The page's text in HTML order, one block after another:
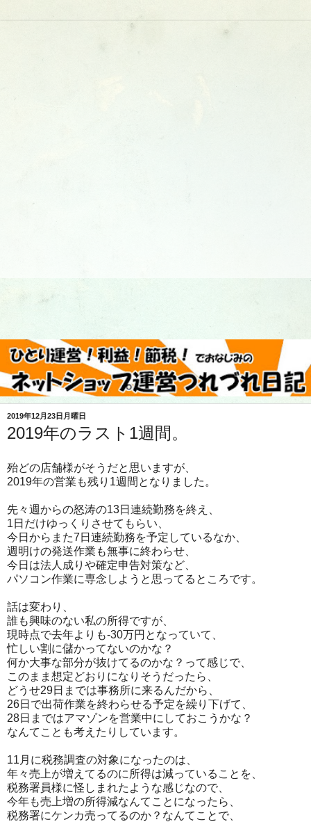
2019年12月23日月曜日
2019年のラスト1週間。
殆どの店舗様がそうだと思いますが、
2019年の営業も残り1週間となりました。
先々週からの怒涛の13日連続勤務を終え、
1日だけゆっくりさせてもらい、
今日からまた7日連続勤務を予定しているなか、
週明けの発送作業も無事に終わらせ、
今日は法人成りや確定申告対策など、
パソコン作業に専念しようと思ってるところです。
話は変わり、
誰も興味のない私の所得ですが、
現時点で去年よりも-30万円となっていて、
忙しい割に儲かってないのかな？
何か大事な部分が抜けてるのかな？って感じで、
このまま想定どおりになりそうだったら、
どうせ29日までは事務所に来るんだから、
26日で出荷作業を終わらせる予定を繰り下げて、
28日まではアマゾンを営業中にしておこうかな？
なんてことも考えたりしています。
11月に税務調査の対象になったのは、
年々売上が増えてるのに所得は減っていることを、
税務署員様に怪しまれたような感じなので、
今年も売上増の所得減なんてことになったら、
税務署にケンカ売ってるのか？なんてことで、